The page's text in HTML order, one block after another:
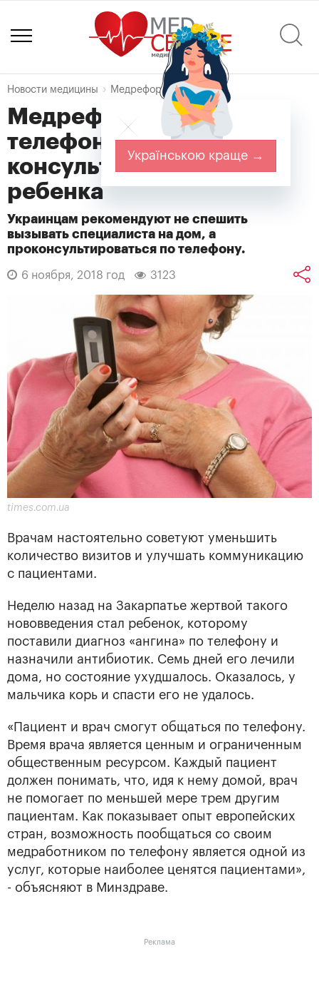
Новости медицины Медреформа
Медреформа:
телефонные
консультации и смерть
ребенка
Украинцам рекомендуют не спешить
вызывать специалиста на дом, а
проконсультироваться по телефону.
6 ноября, 2018 год 3123
times.com.ua
Врачам настоятельно советуют уменьшить
количество визитов и улучшать коммуникацию
с пациентами.
Неделю назад на Закарпатье жертвой такого
нововведения стал ребенок, которому
поставили диагноз «ангина» по телефону и
назначили антибиотик. Семь дней его лечили
дома, но состояние ухудшалось. Оказалось, у
мальчика корь и спасти его не удалось.
«Пациент и врач смогут общаться по телефону.
Время врача является ценным и ограниченным
общественным ресурсом. Каждый пациент
должен понимать, что, идя к нему домой, врач
не помогает по меньшей мере трем другим
пациентам. Как показывает опыт европейских
стран, возможность пообщаться со своим
медработником по телефону является одной из
услуг, которые наиболее ценятся пациентами»,
- объясняют в Минздраве.
Реклама
Українською краще →